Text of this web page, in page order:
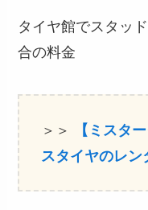
タイヤ館でスタッ
合の料金
＞＞
【ミスタ
スタイヤのレン